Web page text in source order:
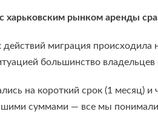
харьковским рынком аренды
миграция происходила
большинство
на короткий срок (1 месяц)
суммами — все мы